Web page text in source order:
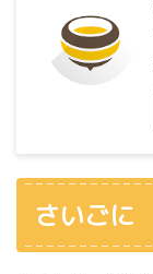
さいごに